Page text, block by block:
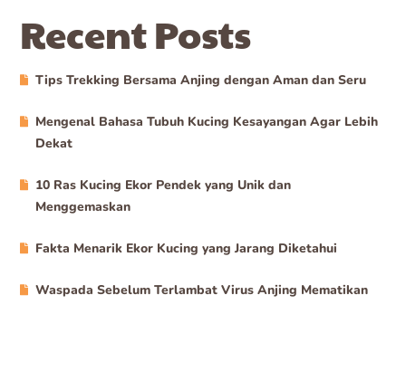
Recent Posts
Tips Trekking Bersama Anjing dengan Aman dan Seru
Mengenal Bahasa Tubuh Kucing Kesayangan Agar Lebih
Dekat
10 Ras Kucing Ekor Pendek yang Unik dan
Menggemaskan
Fakta Menarik Ekor Kucing yang Jarang Diketahui
Waspada Sebelum Terlambat Virus Anjing Mematikan